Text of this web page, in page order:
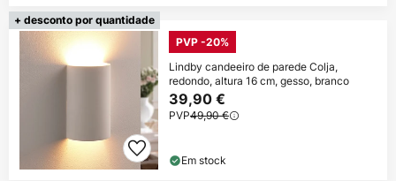
+ desconto por quantidade
PVP -20%
Lindby candeeiro de parede Colja,
redondo, altura 16 cm, gesso, branco
39,90 €
PVP49,90 €
Em stock